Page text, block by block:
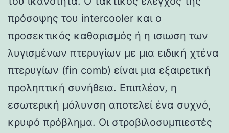
πρόσοψης του intercooler και ο
προσεκτικός καθαρισμός ή η ισιωση των
λυγισμένων πτερυγίων με μια ειδική χτένα
πτερυγίων (fin comb) είναι μια εξαιρετική
προληπτική συνήθεια. Επιπλέον, η
εσωτερική μόλυνση αποτελεί ένα συχνό,
κρυφό πρόβλημα. Οι στροβιλοσυμπιεστές